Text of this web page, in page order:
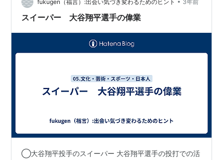
fukugen（福言）:出会い気づき変わるためのヒント 3年前
スイーパー 大谷翔平選手の偉業
◯大谷翔平投手のスイーパー 大谷翔平選手の投打での活